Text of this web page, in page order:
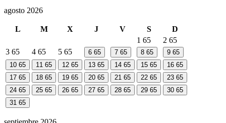
agosto 2026
L M X J V S
D
1 65 2 65
3 65 4 65 5 65 6 65 7 65 8 65 9 65
10 65 11 65 12 65 13 65 14 65 15 65 16 65
17 65 18 65 19 65 20 65 21 65 22 65 23 65
24 65 25 65 26 65 27 65 28 65 29 65 30 65
31 65